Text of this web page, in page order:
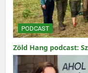
PODCAST
Zöld Hang podcast: